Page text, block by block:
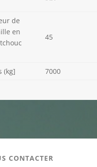
de
en
45
(kg] 7000
CONTACTER